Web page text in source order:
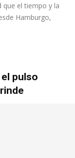
que el tiempo y la
Hamburgo,
pulso